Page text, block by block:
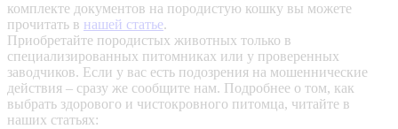
комплекте документов на породистую кошку вы можете
прочитать в нашей статье.
Приобретайте породистых животных только в
специализированных питомниках или у проверенных
заводчиков. Если у вас есть подозрения на мошеннические
действия – сразу же сообщите нам. Подробнее о том, как
выбрать здорового и чистокровного питомца, читайте в
наших статьях: